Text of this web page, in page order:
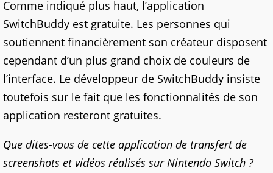
Comme indiqué plus haut, l’application
SwitchBuddy est gratuite. Les personnes qui
soutiennent financièrement son créateur disposent
cependant d’un plus grand choix de couleurs de
l’interface. Le développeur de SwitchBuddy insiste
toutefois sur le fait que les fonctionnalités de son
application resteront gratuites.
Que dites-vous de cette application de transfert de
screenshots et vidéos réalisés sur Nintendo Switch ?